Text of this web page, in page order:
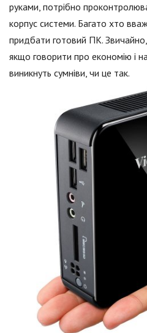
руками, потрібно
корпус системи. Багато хто
придбати готовий ПК. Звичайно,
якщо говорити про економію і
виникнуть сумніви, чи це так.